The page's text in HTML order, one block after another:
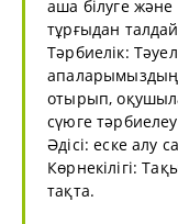
аша білуге
тұрғыдан
Тәрбиелік:
апаларымыздың
отырып,
сүюге
Әдісі: еске алу
Көрнекілігі:
тақта.